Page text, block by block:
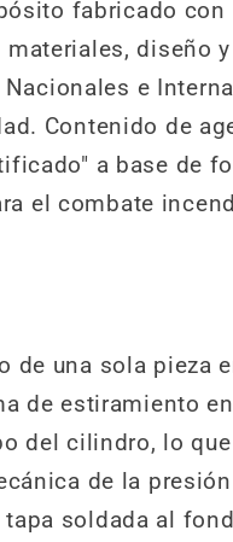
fabricado con
diseño
e
Contenido de
a base de
el combate
de una sola pieza
de estiramiento
del cilindro, lo
de la
soldada al